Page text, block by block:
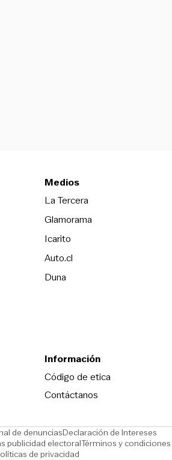
Medios
La TerceraOpens in new
Glamorama
Icarito
Auto.cl
DunaOpens in new window
Información
Código de eticaOpens in new
Contáctanos
de denunciasOpens in new window
Declaración de Intereses
in new window
publicidad electoralOpens in new window
Términos y condiciones
de privacidad